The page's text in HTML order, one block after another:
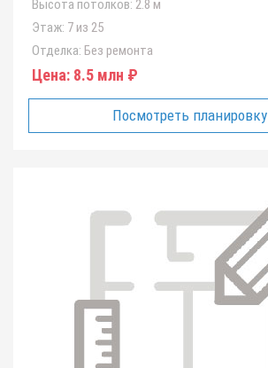
Высота потолков: 2.8 м
Этаж: 7 из 25
Отделка: Без ремонта
Цена: 8.5 млн ₽
Посмотреть планировку